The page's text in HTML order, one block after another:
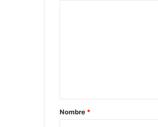
Nombre *